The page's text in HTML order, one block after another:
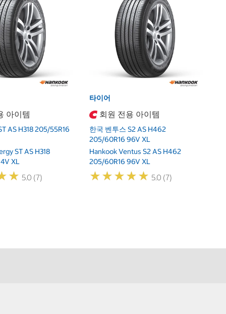
아이템
AS H318 205/55R16
ST AS H318
XL
★
★ 5.0 (7)
타이어
회원 전용 아이템
한국 벤투스 S2 AS H462
205/60R16 96V XL
Hankook Ventus S2 AS H462
205/60R16 96V XL
★★★★★
★★★★★ 5.0 (7)